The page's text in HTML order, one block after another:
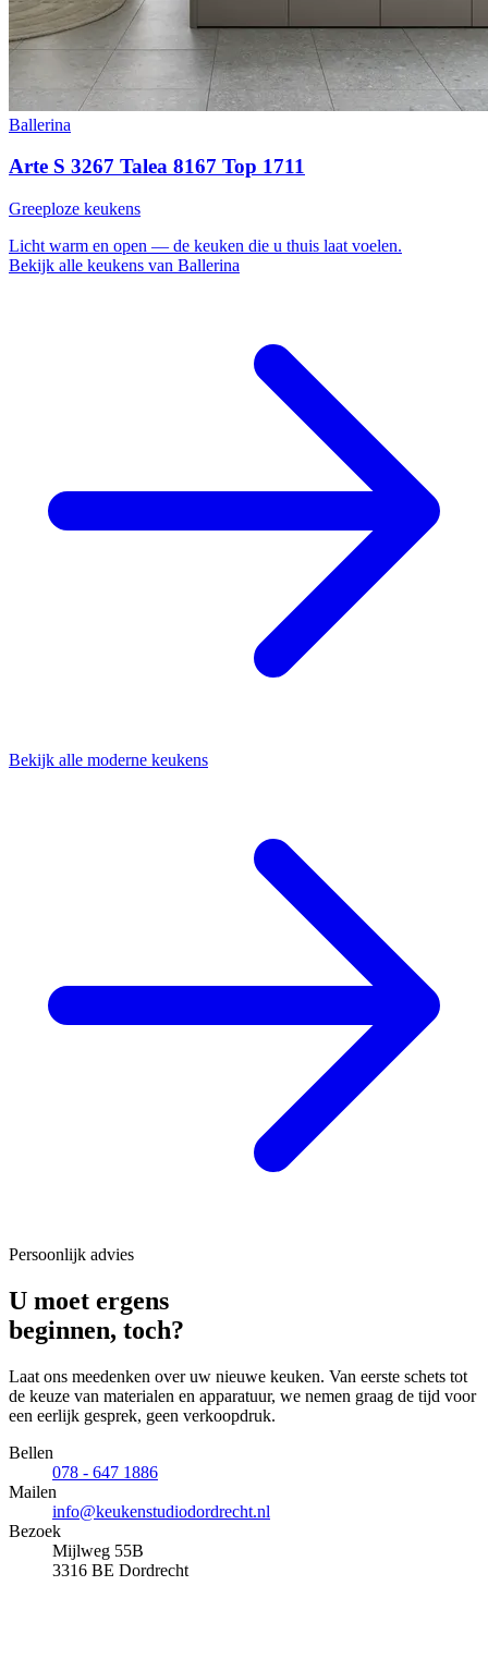
Ballerina
Arte S 3267 Talea 8167 Top 1711
Greeploze keukens
Licht warm en open — de keuken die u thuis laat voelen.
Bekijk alle keukens van Ballerina
Bekijk alle moderne keukens
Persoonlijk advies
U moet ergens
beginnen, toch?
Laat ons meedenken over uw nieuwe keuken. Van eerste schets tot
de keuze van materialen en apparatuur, we nemen graag de tijd voor
een eerlijk gesprek, geen verkoopdruk.
Bellen
078 - 647 1886
Mailen
info@keukenstudiodordrecht.nl
Bezoek
Mijlweg 55B
3316 BE Dordrecht